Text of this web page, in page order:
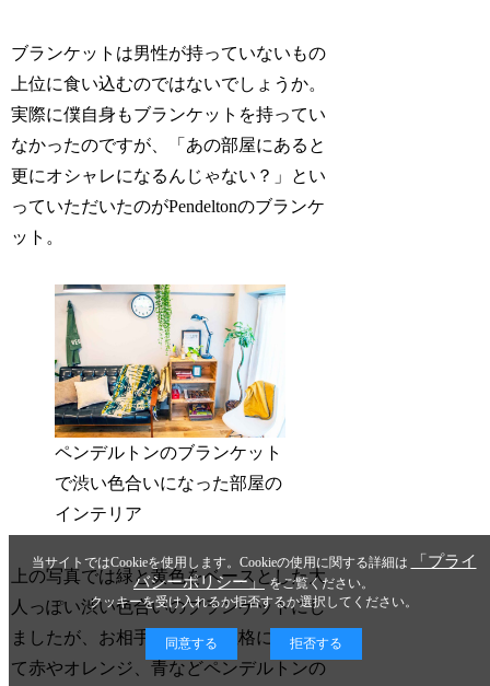
ブランケットは男性が持っていないもの
上位に食い込むのではないでしょうか。
実際に僕自身もブランケットを持ってい
なかったのですが、「あの部屋にあると
更にオシャレになるんじゃない？」とい
っていただいたのがPendeltonのブランケ
ット。
ペンデルトンのブランケット
で渋い色合いになった部屋の
インテリア
上の写真では緑と黄色をベースとした大
人っぽい渋い色合いのブランケットにし
ましたが、お相手の男性の性格に合わせ
て赤やオレンジ、青などペンデルトンの
当サイトではCookieを使用します。Cookieの使用に関する詳細は
「プライ
バシーポリシー」 をご覧ください。
クッキーを受け入れるか拒否するか選択してください。
同意する 拒否する